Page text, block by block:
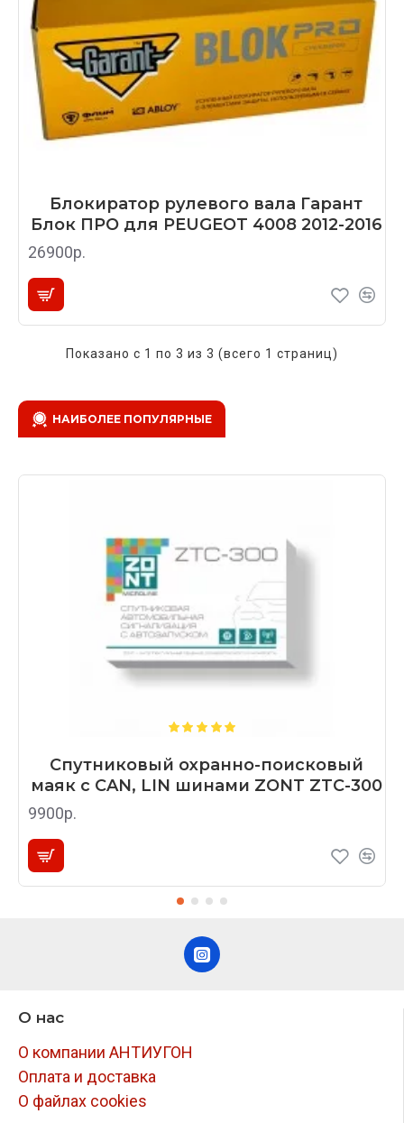
Блокиратор рулевого вала Гарант
Блок ПРО для PEUGEOT 4008 2012-2016
26900р.
Показано с 1 по 3 из 3 (всего 1 страниц)
НАИБОЛЕЕ ПОПУЛЯРНЫЕ
Спутниковый охранно-поисковый
маяк с CAN, LIN шинами ZONT ZTC-300
9900р.
О нас
О компании АНТИУГОН
Оплата и доставка
О файлах cookies